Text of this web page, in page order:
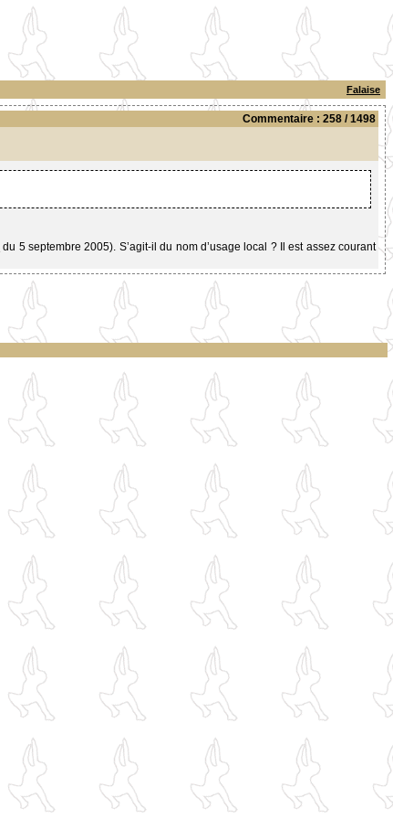
Falaise
Commentaire : 258 / 1498
du 5 septembre 2005). S’agit-il du nom d’usage local ? Il est assez courant